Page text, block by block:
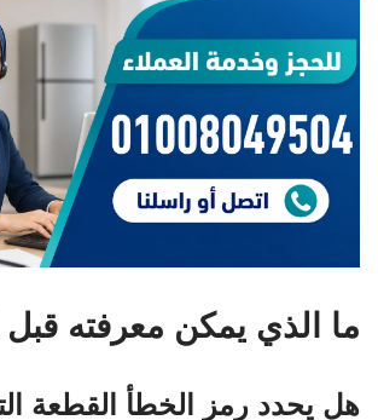
ما الذي يمكن معرفته
هل يحدد رمز الخطأ القطعة